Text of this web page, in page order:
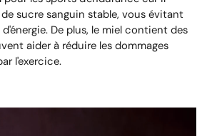
sucre sanguin stable, vous évitant
De plus, le miel contient des
aider à réduire les dommages
l'exercice.